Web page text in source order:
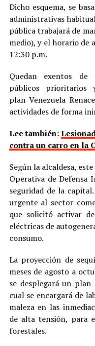
Dicho esquema, se
administrativas
pública trabajará de
medio), y el horario de
12:30 p.m.
Quedan exentos
públicos prioritarios
plan Venezuela
actividades de forma
Lee también:
contra un carro en la
Según la alcaldesa,
Operativa de Defensa
seguridad de la
urgente al sector
que solicitó activar
eléctricas de
consumo.
La proyección de
meses de agosto a
se desplegará un
cual se encargará de
maleza en las
de alta tensión, para
forestales.